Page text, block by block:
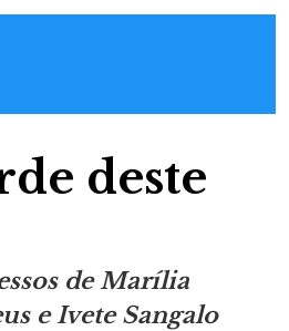
deste
de Marília
e Ivete Sangalo